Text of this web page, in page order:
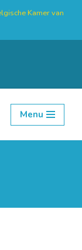
Kamer van
Menu